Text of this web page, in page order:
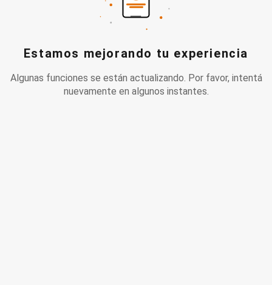
Estamos mejorando tu experiencia
Algunas funciones se están actualizando. Por favor, intentá
nuevamente en algunos instantes.